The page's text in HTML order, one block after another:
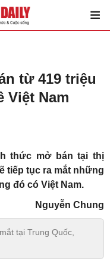
từ 419 triệu
Việt Nam
thức mở bán tại thị
tiếp tục ra mắt những
đó có Việt Nam.
Nguyễn Chung
tại Trung Quốc,